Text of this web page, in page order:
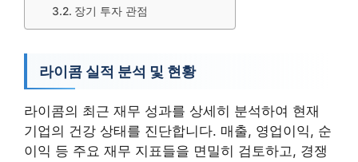
장기 투자 관점
라이콤 실적 분석 및 현황
라이콤의 최근 재무 성과를 상세히 분석하여 현재
기업의 건강 상태를 진단합니다. 매출, 영업이익, 순
이익 등 주요 재무 지표들을 면밀히 검토하고, 경쟁